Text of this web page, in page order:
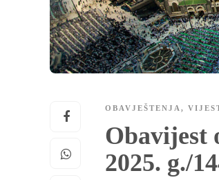
OBAVJEŠTENJA ,
Obavijest
2025. g./